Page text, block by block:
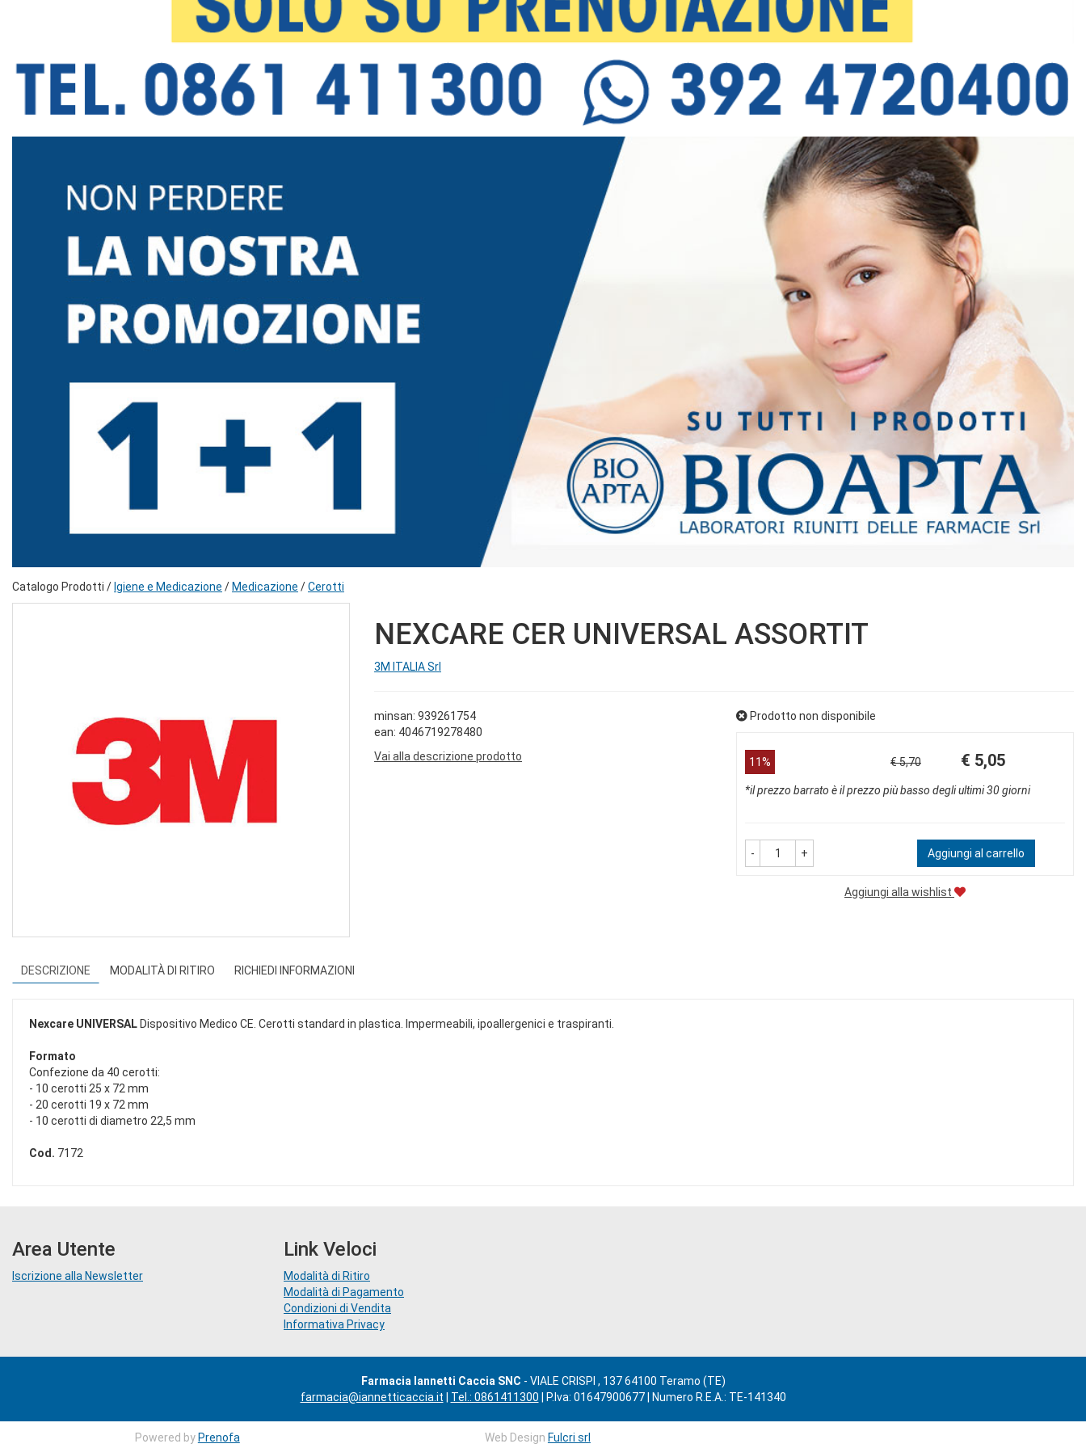
Catalogo Prodotti / Igiene e Medicazione / Medicazione /Cerotti
NEXCARE CER UNIVERSAL ASSORTIT
3M ITALIA Srl
minsan: 939261754
ean: 4046719278480
Vai alla descrizione prodotto
Prodotto non disponibile
Sconto
del
11% € 5,70
Prezzo
scontato
€ 5,05
*il prezzo barrato è il prezzo più basso degli ultimi 30 giorni
- + Aggiungi al carrello
Aggiungi alla wishlist
DESCRIZIONE MODALITÀ DI RITIRO RICHIEDI INFORMAZIONI
Nexcare UNIVERSAL Dispositivo Medico CE. Cerotti standard in plastica. Impermeabili, ipoallergenici e traspiranti.
Formato
Confezione da 40 cerotti:
- 10 cerotti 25 x 72 mm
- 20 cerotti 19 x 72 mm
- 10 cerotti di diametro 22,5 mm
Cod. 7172
Area Utente
Iscrizione alla Newsletter
Link Veloci
Modalità di Ritiro
Modalità di Pagamento
Condizioni di Vendita
Informativa Privacy
Farmacia Iannetti Caccia SNC - VIALE CRISPI , 137 64100 Teramo (TE)
farmacia@iannetticaccia.it
Tel.: 0861411300 | P.Iva: 01647900677 | Numero R.E.A.: TE-141340
Powered by Prenofa Web Design Fulcri srl